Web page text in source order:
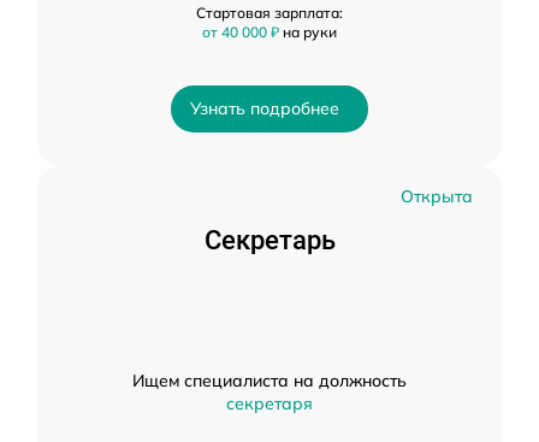
Стартовая зарплата:
от 40 000 ₽ на руки
Узнать подробнее
Открыта
Секретарь
Ищем специалиста на должность
секретаря